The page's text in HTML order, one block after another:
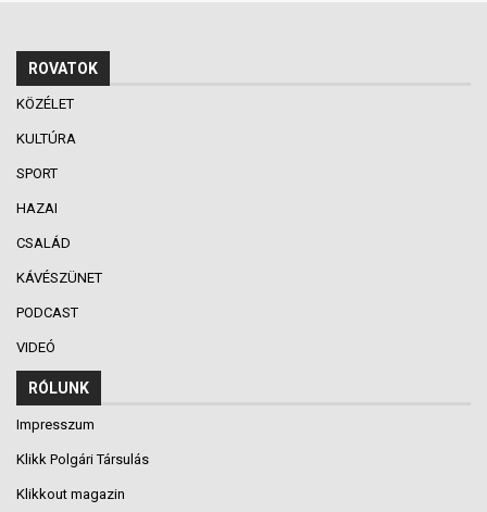
ROVATOK
KÖZÉLET
KULTÚRA
SPORT
HAZAI
CSALÁD
KÁVÉSZÜNET
PODCAST
VIDEÓ
RÓLUNK
Impresszum
Klikk Polgári Társulás
Klikkout magazin